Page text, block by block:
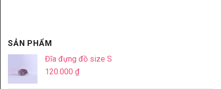
SẢN PHẨM
Đĩa đựng đồ size S
120.000 ₫